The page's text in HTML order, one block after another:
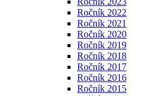
Ročník 2022
Ročník 2021
Ročník 2020
Ročník 2019
Ročník 2018
Ročník 2017
Ročník 2016
Ročník 2015